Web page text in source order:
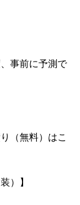
事前に予測で
（無料）はこ
）】